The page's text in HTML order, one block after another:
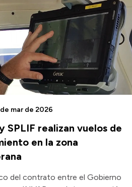
SPLIF realizan vuelos de
en la zona
de mar de 2026
del contrato entre el Gobierno